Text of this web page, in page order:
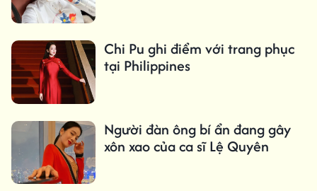
Chi Pu ghi điểm với trang phục
tại Philippines
Người đàn ông bí ẩn đang gây
xôn xao của ca sĩ Lệ Quyên